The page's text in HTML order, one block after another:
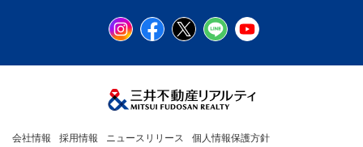
会社情報 採用情報 ニュースリリース 個人情報保護方針